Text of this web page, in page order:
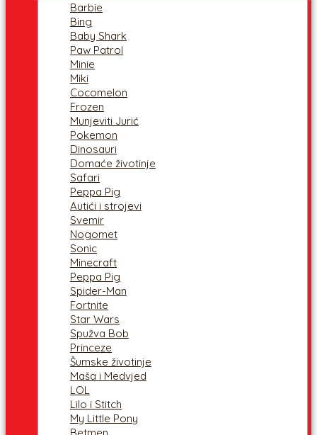
Barbie
Bing
Baby Shark
Paw Patrol
Minie
Miki
Cocomelon
Frozen
Munjeviti Jurić
Pokemon
Dinosauri
Domaće životinje
Safari
Peppa Pig
Autići i strojevi
Svemir
Nogomet
Sonic
Minecraft
Peppa Pig
Spider-Man
Fortnite
Star Wars
Spužva Bob
Princeze
Šumske životinje
Maša i Medvjed
LOL
Lilo i Stitch
My Little Pony